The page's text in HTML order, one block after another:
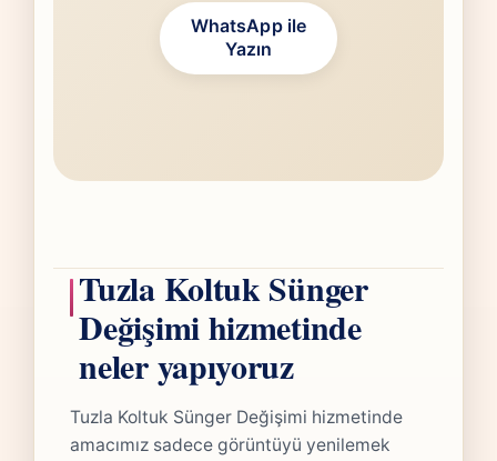
WhatsApp ile
Yazın
Tuzla Koltuk Sünger
Değişimi hizmetinde
neler yapıyoruz
Tuzla Koltuk Sünger Değişimi hizmetinde
amacımız sadece görüntüyü yenilemek